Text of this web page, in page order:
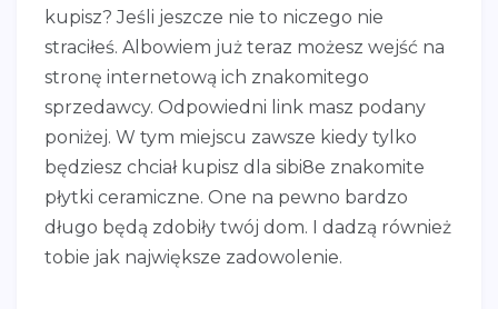
kupisz? Jeśli jeszcze nie to niczego nie
straciłeś. Albowiem już teraz możesz wejść na
stronę internetową ich znakomitego
sprzedawcy. Odpowiedni link masz podany
poniżej. W tym miejscu zawsze kiedy tylko
będziesz chciał kupisz dla sibi8e znakomite
płytki ceramiczne. One na pewno bardzo
długo będą zdobiły twój dom. I dadzą również
tobie jak największe zadowolenie.